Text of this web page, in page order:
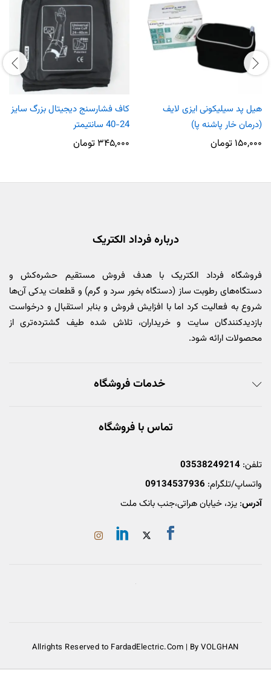
هیل پد سیلیکونی ایزی لایف
(درمان خار پاشنه پا)
۱۵۰,۰۰۰ تومان
کاف فشارسنج دیجیتال بزرگ سایز
24-40 سانتیمتر
۳۴۵,۰۰۰ تومان
درباره فرداد الکتریک
فروشگاه فرداد الکتریک با هدف فروش مستقیم حشره‌کش و
دستگاه‌های رطوبت ساز (دستگاه بخور سرد و گرم) و قطعات یدکی آن‌ها
شروع به فعالیت کرد اما با افزایش فروش و بنابر استقبال و درخواست
بازدیدکنندگان سایت و خریداران، تلاش شده طیف گشترده‌تری از
محصولات ارائه شود.
خدمات فروشگاه
تماس با فروشگاه
تلفن: 03538249214
واتساپ/تلگرام: 09134537936
آدرس: یزد، خیابان هراتی،جنب بانک ملت
Allrights Reserved to FardadElectric.Com | By VOLGHAN